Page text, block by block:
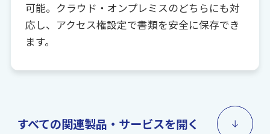
可能。クラウド・オンプレミスのどちらにも対
応し、アクセス権設定で書類を安全に保存でき
ます。
すべての関連製品・サービスを開く